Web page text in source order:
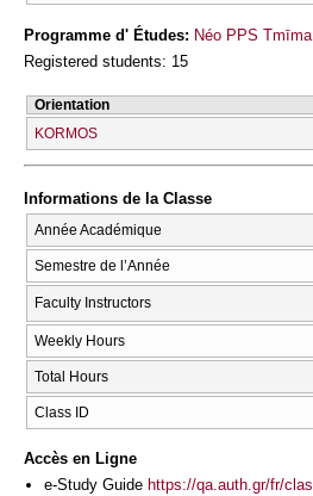
Programme d' Études: Néo PPS
Registered students: 15
Orientation
KORMOS
Informations de la Classe
Année Académique
Semestre de l’Année
Faculty Instructors
Weekly Hours
Total Hours
Class ID
Accès en Ligne
e-Study Guide https://qa.auth.gr/fr/